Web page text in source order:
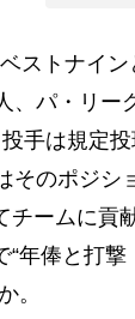
ストナイン
、パ・リ
手は規定
そのポジシ
チームに貢
“年俸と打
。